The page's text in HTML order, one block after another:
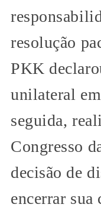
resolução
PKK
unilateral
seguida,
Congresso
decisão de
encerrar sua